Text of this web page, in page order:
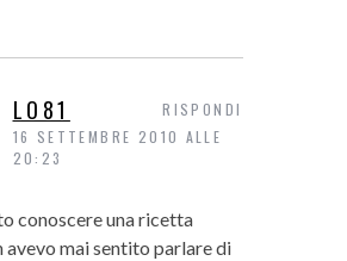
LO81
16 SETTEMBRE 2010 ALLE
20:23
conoscere una ricetta
avevo mai sentito parlare di
RISPONDI